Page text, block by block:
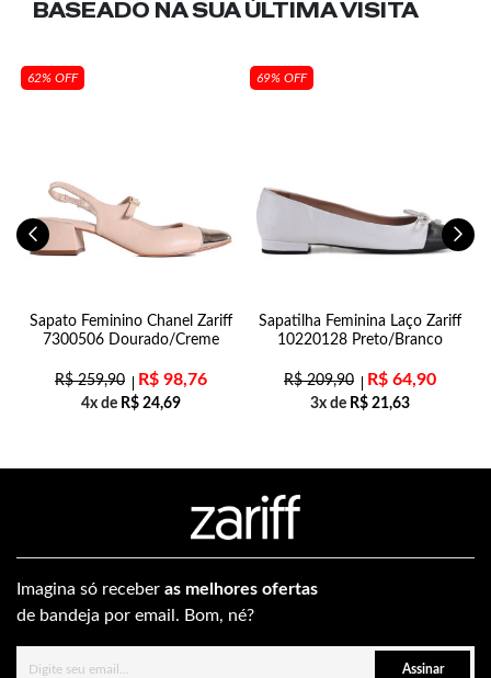
BASEADO NA SUAÚLTIMA VISITA
62% OFF
Sapato Feminino Chanel Zariff
7300506 Dourado/Creme
R$259,90 R$ 98,76
4x de R$ 24,69
69% OFF
Sapatilha Feminina Laço Zariff
10220128 Preto/Branco
R$209,90 R$ 64,90
3x de R$ 21,63
Imagina só receber as melhores ofertas
de bandeja por email. Bom, né?
Assinar